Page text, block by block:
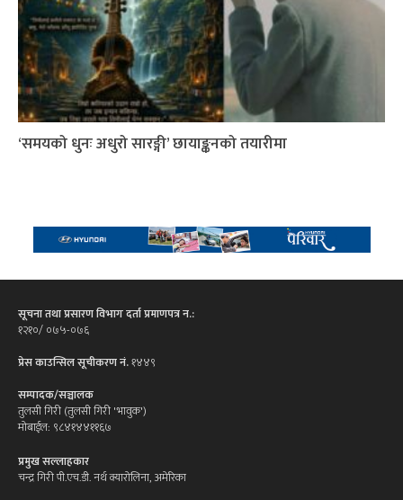
‘समयको धुनः अधुरो सारङ्गी’ छायाङ्कनको तयारीमा
सूचना तथा प्रसारण विभाग दर्ता प्रमाणपत्र न.:
१२१०/ ०७५-०७६
प्रेस काउन्सिल सूचीकरण नं.१४४९
सम्पादक/सञ्चालक
तुलसी गिरी (तुलसी गिरी 'भावुक')
मोबाईल: ९८४१४४११६७
प्रमुख सल्लाहकार
चन्द्र गिरी पी.एच.डी. नर्थ क्यारोलिना, अमेरिका